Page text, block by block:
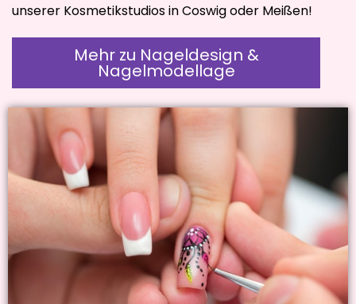
unserer Kosmetikstudios in Coswig oder Meißen!
Mehr zu Nageldesign &
Nagelmodellage